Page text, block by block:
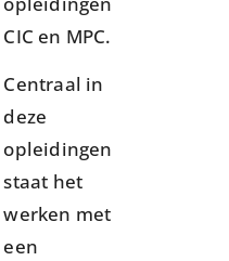
CIC en MPC.
Centraal in
deze
opleidingen
staat het
werken met
een